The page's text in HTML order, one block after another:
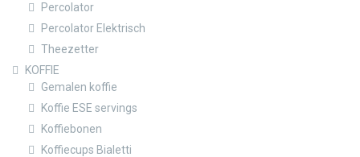
Percolator
Percolator Elektrisch
Theezetter
KOFFIE
Gemalen koffie
Koffie ESE servings
Koffiebonen
Koffiecups Bialetti